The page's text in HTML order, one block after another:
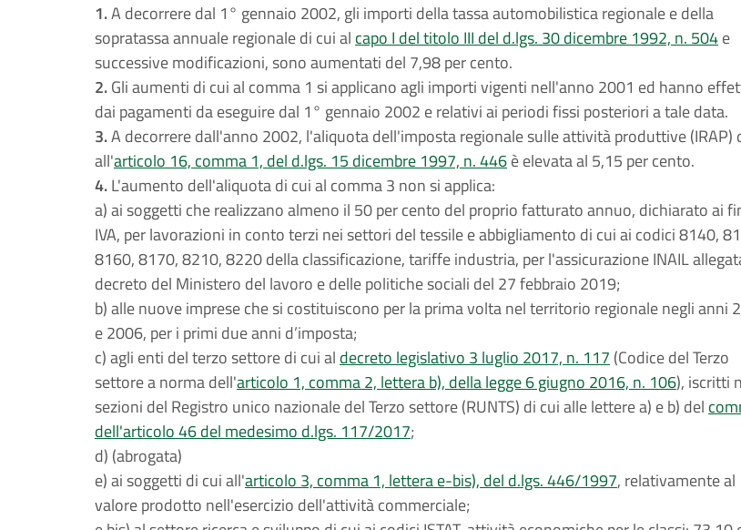
1.A decorrere dal 1° gennaio 2002, gli importi della tassa automobilistica regionale e della
sopratassa annuale regionale di cui al capo I del titolo III del d.lgs. 30 dicembre 1992, n. 504e
successive modificazioni, sono aumentati del 7,98 per cento.
2.Gli aumenti di cui al comma 1 si applicano agli importi vigenti nell'anno 2001 ed hanno
dai pagamenti da eseguire dal 1° gennaio 2002 e relativi ai periodi fissi posteriori a tale data.
3.A decorrere dall'anno 2002, l'aliquota dell'imposta regionale sulle attività produttive (IRAP)
all'articolo 16, comma 1, del d.lgs. 15 dicembre 1997, n. 446è elevata al 5,15 per cento.
4.L'aumento dell'aliquota di cui al comma 3 non si applica:
a) ai soggetti che realizzano almeno il 50 per cento del proprio fatturato annuo, dichiarato ai
IVA, per lavorazioni in conto terzi nei settori del tessile e abbigliamento di cui ai codici 8140,
8160, 8170, 8210, 8220 della classificazione, tariffe industria, per l'assicurazione INAIL
decreto del Ministero del lavoro e delle politiche sociali del 27 febbraio 2019;
b) alle nuove imprese che si costituiscono per la prima volta nel territorio regionale negli anni
e 2006, per i primi due anni d’imposta;
c) agli enti del terzo settore di cui al decreto legislativo 3 luglio 2017, n. 117 (Codice del Terzo
settore a norma dell'articolo 1, comma 2, lettera b), della legge 6 giugno 2016, n. 106), iscritti
sezioni del Registro unico nazionale del Terzo settore (RUNTS) di cui alle lettere a) e b) del
dell'articolo 46 del medesimo d.lgs. 117/2017;
d) (abrogata)
e) ai soggetti di cui all'articolo 3, comma 1, lettera e-bis), del d.lgs. 446/1997, relativamente al
valore prodotto nell'esercizio dell'attività commerciale;